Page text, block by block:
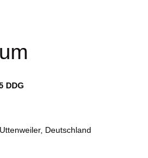
DDG
Deutschland